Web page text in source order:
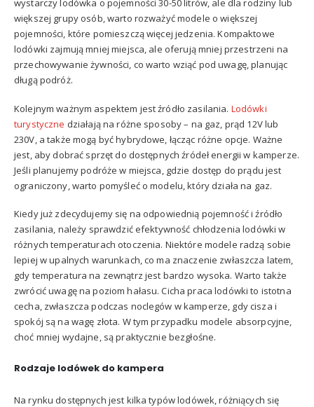
wystarczy lodówka o pojemności 30-50 litrów, ale dla rodziny lub
większej grupy osób, warto rozważyć modele o większej
pojemności, które pomieszczą więcej jedzenia. Kompaktowe
lodówki zajmują mniej miejsca, ale oferują mniej przestrzeni na
przechowywanie żywności, co warto wziąć pod uwagę, planując
długą podróż.
Kolejnym ważnym aspektem jest źródło zasilania. Lodówki
turystyczne działają na różne sposoby – na gaz, prąd 12V lub
230V, a także mogą być hybrydowe, łącząc różne opcje. Ważne
jest, aby dobrać sprzęt do dostępnych źródeł energii w kamperze.
Jeśli planujemy podróże w miejsca, gdzie dostęp do prądu jest
ograniczony, warto pomyśleć o modelu, który działa na gaz.
Kiedy już zdecydujemy się na odpowiednią pojemność i źródło
zasilania, należy sprawdzić efektywność chłodzenia lodówki w
różnych temperaturach otoczenia. Niektóre modele radzą sobie
lepiej w upalnych warunkach, co ma znaczenie zwłaszcza latem,
gdy temperatura na zewnątrz jest bardzo wysoka. Warto także
zwrócić uwagę na poziom hałasu. Cicha praca lodówki to istotna
cecha, zwłaszcza podczas noclegów w kamperze, gdy cisza i
spokój są na wagę złota. W tym przypadku modele absorpcyjne,
choć mniej wydajne, są praktycznie bezgłośne.
Rodzaje lodówek do kampera
Na rynku dostępnych jest kilka typów lodówek, różniących się